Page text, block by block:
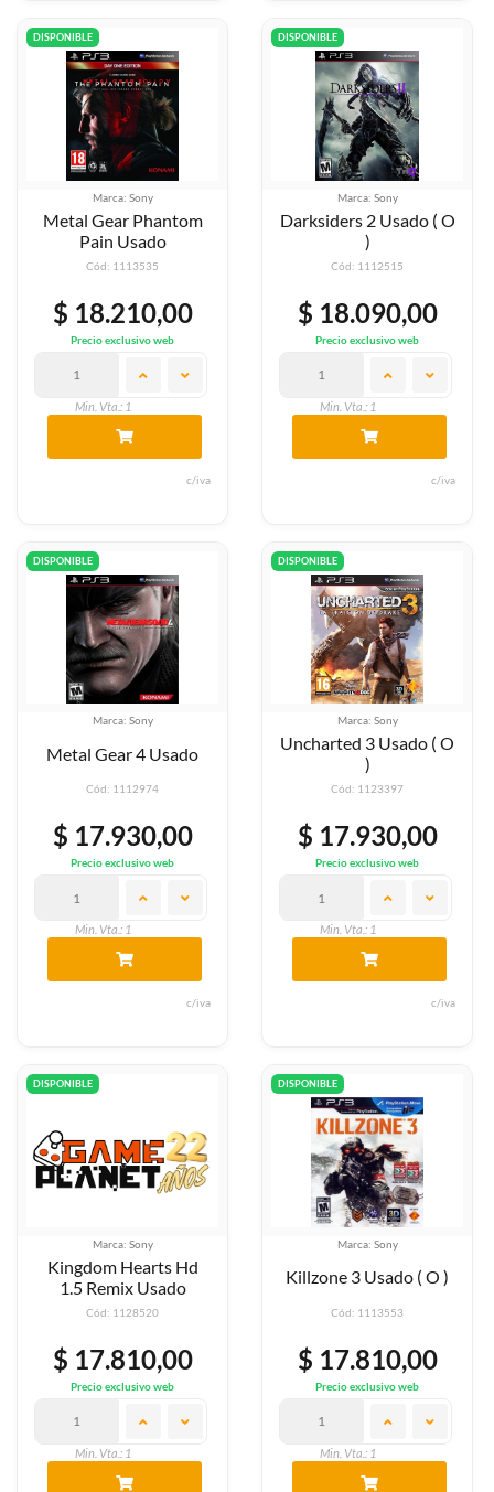
DISPONIBLE
Marca: Sony
Metal Gear Phantom
Pain Usado
Cód: 1113535
$ 18.210,00
Precio exclusivo web
Min. Vta.: 1
c/iva
DISPONIBLE
Marca: Sony
Darksiders 2 Usado ( O
)
Cód: 1112515
$ 18.090,00
Precio exclusivo web
Min. Vta.: 1
c/iva
DISPONIBLE
Marca: Sony
Metal Gear 4 Usado
Cód: 1112974
$ 17.930,00
Precio exclusivo web
Min. Vta.: 1
c/iva
DISPONIBLE
Marca: Sony
Uncharted 3 Usado ( O
)
Cód: 1123397
$ 17.930,00
Precio exclusivo web
Min. Vta.: 1
c/iva
DISPONIBLE
Marca: Sony
Kingdom Hearts Hd
1.5 Remix Usado
Cód: 1128520
$ 17.810,00
Precio exclusivo web
Min. Vta.: 1
DISPONIBLE
Marca: Sony
Killzone 3 Usado ( O )
Cód: 1113553
$ 17.810,00
Precio exclusivo web
Min. Vta.: 1